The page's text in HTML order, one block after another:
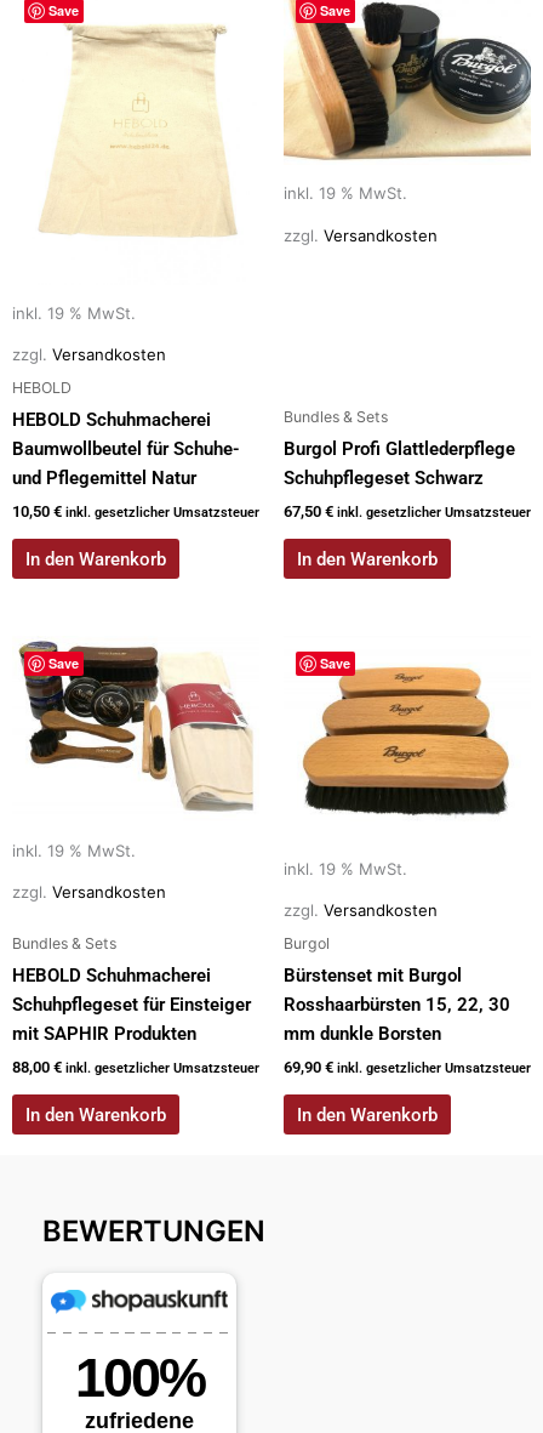
Save
inkl. 19 % MwSt.
zzgl. Versandkosten
HEBOLD
HEBOLD Schuhmacherei
Baumwollbeutel für Schuhe-
und Pflegemittel Natur
10,50 € inkl. gesetzlicher Umsatzsteuer
In den Warenkorb
Save
inkl. 19 % MwSt.
zzgl. Versandkosten
Bundles & Sets
Burgol Profi Glattlederpflege
Schuhpflegeset Schwarz
67,50 € inkl. gesetzlicher Umsatzsteuer
In den Warenkorb
Save
inkl. 19 % MwSt.
zzgl. Versandkosten
Bundles & Sets
HEBOLD Schuhmacherei
Schuhpflegeset für Einsteiger
mit SAPHIR Produkten
88,00 € inkl. gesetzlicher Umsatzsteuer
In den Warenkorb
Save
inkl. 19 % MwSt.
zzgl. Versandkosten
Burgol
Bürstenset mit Burgol
Rosshaarbürsten 15, 22, 30
mm dunkle Borsten
69,90 € inkl. gesetzlicher Umsatzsteuer
In den Warenkorb
BEWERTUNGEN